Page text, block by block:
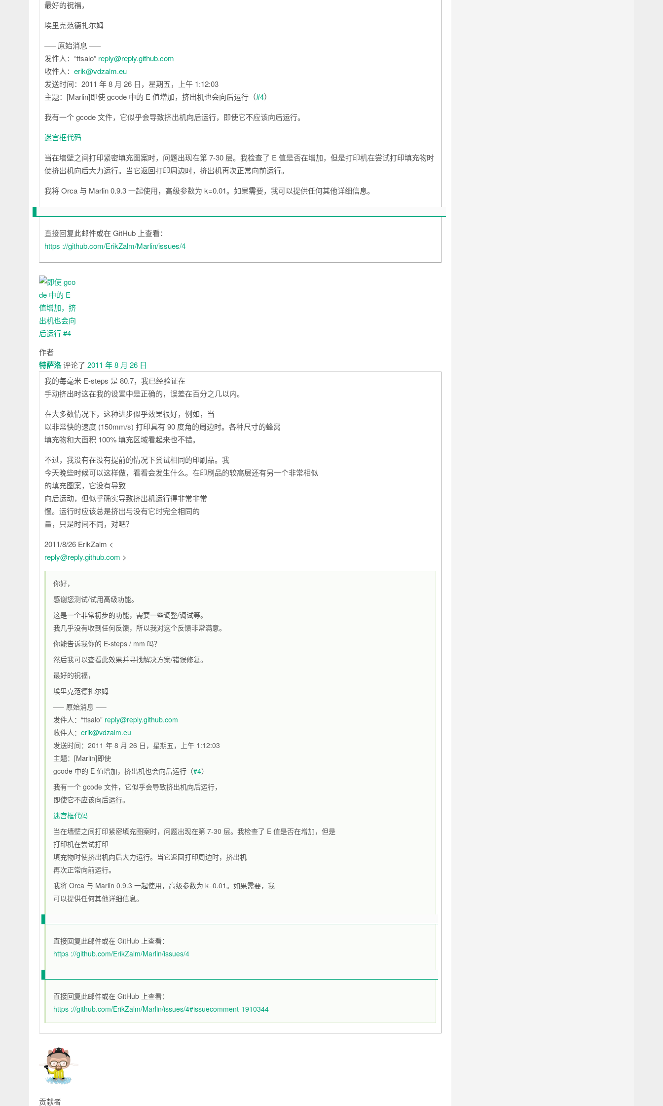
最好的祝福，
埃里克范德扎尔姆
—– 原始消息 —–
发件人：“ttsalo” reply@reply.github.com
收件人： erik@vdzalm.eu
发送时间：2011 年 8 月 26 日，星期五，上午 1:12:03
主题：[Marlin]即使 gcode 中的 E 值增加，挤出机也会向后运行（#4）
我有一个 gcode 文件，它似乎会导致挤出机向后运行，即使它不应该向后运行。
迷宫框代码
当在墙壁之间打印紧密填充图案时，问题出现在第 7-30 层。我检查了 E 值是否在增加，但是打印机在尝试打印填充物时
使挤出机向后大力运行。当它返回打印周边时，挤出机再次正常向前运行。
我将 Orca 与 Marlin 0.9.3 一起使用，高级参数为 k=0.01。如果需要，我可以提供任何其他详细信息。
直接回复此邮件或在 GitHub 上查看：
https ://github.com/ErikZalm/Marlin/issues/4
作者
特萨洛评论了 2011 年 8 月 26 日
我的每毫米 E-steps 是 80.7，我已经验证在
手动挤出时这在我的设置中是正确的，误差在百分之几以内。
在大多数情况下，这种进步似乎效果很好，例如，当
以非常快的速度 (150mm/s) 打印具有 90 度角的周边时。各种尺寸的蜂窝
填充物和大面积 100% 填充区域看起来也不错。
不过，我没有在没有提前的情况下尝试相同的印刷品。我
今天晚些时候可以这样做，看看会发生什么。在印刷品的较高层还有另一个非常相似
的填充图案，它没有导致
向后运动，但似乎确实导致挤出机运行得非常非常
慢。运行时应该总是挤出与没有它时完全相同的
量，只是时间不同，对吧？
2011/8/26 ErikZalm <
reply@reply.github.com >
你好，
感谢您测试/试用高级功能。
这是一个非常初步的功能，需要一些调整/调试等。
我几乎没有收到任何反馈，所以我对这个反馈非常满意。
你能告诉我你的 E-steps / mm 吗？
然后我可以查看此效果并寻找解决方案/错误修复。
最好的祝福，
埃里克范德扎尔姆
—– 原始消息 —–
发件人：“ttsalo” reply@reply.github.com
收件人： erik@vdzalm.eu
发送时间：2011 年 8 月 26 日，星期五，上午 1:12:03
主题：[Marlin]即使
gcode 中的 E 值增加，挤出机也会向后运行（#4）
我有一个 gcode 文件，它似乎会导致挤出机向后运行，
即使它不应该向后运行。
迷宫框代码
当在墙壁之间打印紧密填充图案时，问题出现在第 7-30 层。我检查了 E 值是否在增加，但是
打印机在尝试打印
填充物时使挤出机向后大力运行。当它返回打印周边时，挤出机
再次正常向前运行。
我将 Orca 与 Marlin 0.9.3 一起使用，高级参数为 k=0.01。如果需要，我
可以提供任何其他详细信息。
直接回复此邮件或在 GitHub 上查看：
https ://github.com/ErikZalm/Marlin/issues/4
直接回复此邮件或在 GitHub 上查看：
https ://github.com/ErikZalm/Marlin/issues/4#issuecomment-1910344
贡献者